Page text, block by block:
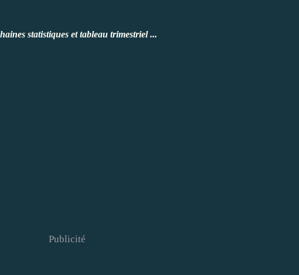
statistiques et tableau trimestriel ...
Publicité